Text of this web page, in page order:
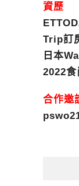
資歷
Trip訂
日本
2022食
合作邀